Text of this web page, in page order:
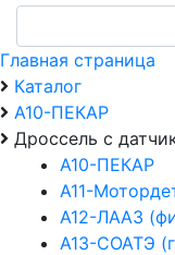
Главная страница
Каталог
А10-ПЕКАР
Дроссель с
А10-ПЕКАР
А11-
А12-ЛААЗ
А13-СОАТЭ